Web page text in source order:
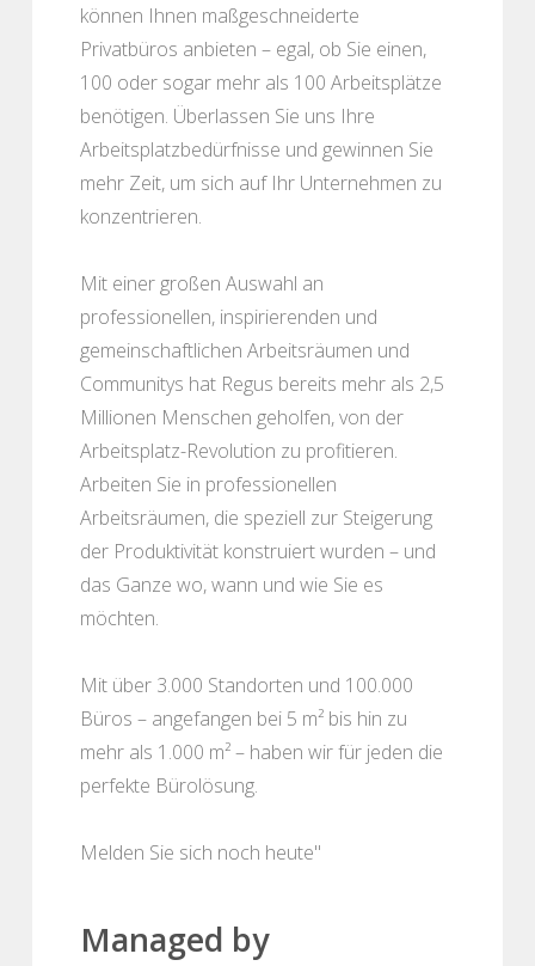
können Ihnen maßgeschneiderte
Privatbüros anbieten – egal, ob Sie einen,
100 oder sogar mehr als 100 Arbeitsplätze
benötigen. Überlassen Sie uns Ihre
Arbeitsplatzbedürfnisse und gewinnen Sie
mehr Zeit, um sich auf Ihr Unternehmen zu
konzentrieren.
Mit einer großen Auswahl an
professionellen, inspirierenden und
gemeinschaftlichen Arbeitsräumen und
Communitys hat Regus bereits mehr als 2,5
Millionen Menschen geholfen, von der
Arbeitsplatz-Revolution zu profitieren.
Arbeiten Sie in professionellen
Arbeitsräumen, die speziell zur Steigerung
der Produktivität konstruiert wurden – und
das Ganze wo, wann und wie Sie es
möchten.
Mit über 3.000 Standorten und 100.000
Büros – angefangen bei 5 m² bis hin zu
mehr als 1.000 m² – haben wir für jeden die
perfekte Bürolösung.
Melden Sie sich noch heute"
Managed by